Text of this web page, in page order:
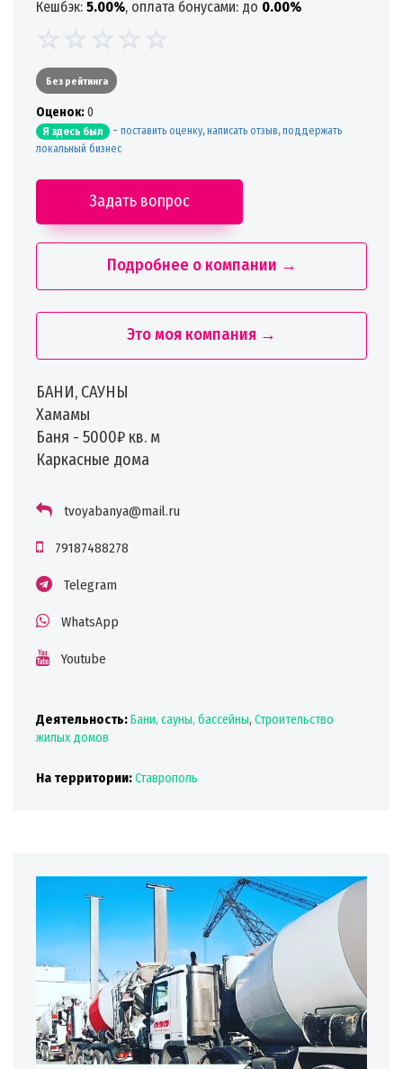
Кешбэк: 5.00%, оплата бонусами: до 0.00%
Без рейтинга
Oценок:0
Я здесь был - поставить оценку, написать отзыв, поддержать
локальный бизнес
Задать вопрос
Подробнее о компании →
Это моя компания →
БАНИ, САУНЫ
Хамамы
Баня - 5000₽ кв. м
Каркасные дома
tvoyabanya@mail.ru
79187488278
Telegram
WhatsApp
Youtube
Деятельность:Бани, сауны, бассейны, Строительство
жилых домов
На территории:Ставрополь